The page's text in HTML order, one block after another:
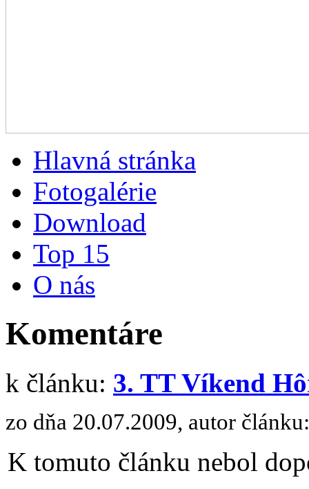
Hlavná stránka
Fotogalérie
Download
Top 15
O nás
Komentáre
k článku: 3. TT Víkend
zo dňa 20.07.2009, autor
K tomuto článku nebol